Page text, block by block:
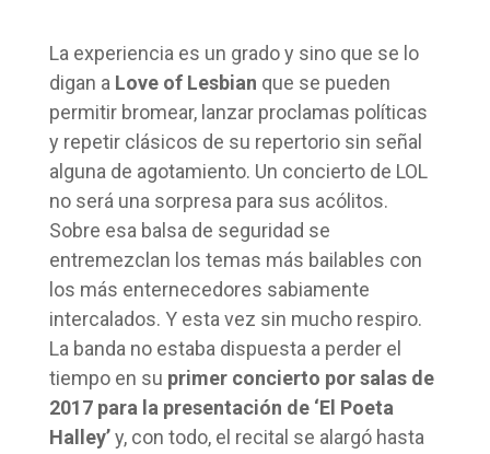
La experiencia es un grado y sino que se lo
digan a Love of Lesbian que se pueden
permitir bromear, lanzar proclamas políticas
y repetir clásicos de su repertorio sin señal
alguna de agotamiento. Un concierto de LOL
no será una sorpresa para sus acólitos.
Sobre esa balsa de seguridad se
entremezclan los temas más bailables con
los más enternecedores sabiamente
intercalados. Y esta vez sin mucho respiro.
La banda no estaba dispuesta a perder el
tiempo en su primer concierto por salas de
2017 para la presentación de ‘El Poeta
Halley’y, con todo, el recital se alargó hasta